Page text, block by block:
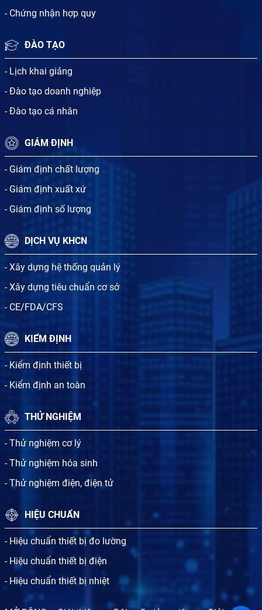
- Chứng nhận hợp quy
ĐÀO TẠO
- Lịch khai giảng
- Đào tạo doanh nghiệp
- Đào tạo cá nhân
GIÁM ĐỊNH
- Giám định chất lượng
- Giám định xuất xứ
- Giám định số lượng
DỊCH VỤ KHCN
- Xây dựng hệ thống quản lý
- Xây dựng tiêu chuẩn cơ sở
- CE/FDA/CFS
KIỂM ĐỊNH
- Kiểm định thiết bị
- Kiểm định an toàn
THỬ NGHIỆM
- Thử nghiệm cơ lý
- Thử nghiệm hóa sinh
- Thử nghiệm điện, điện tử
HIỆU CHUẨN
- Hiệu chuẩn thiết bị đo lường
- Hiệu chuẩn thiết bị điện
- Hiệu chuẩn thiết bị nhiệt